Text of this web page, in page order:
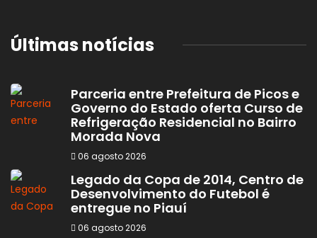
Últimas notícias
Parceria entre Prefeitura de Picos e
Governo do Estado oferta Curso de
Refrigeração Residencial no Bairro
Morada Nova
06 agosto 2026
Legado da Copa de 2014, Centro de
Desenvolvimento do Futebol é
entregue no Piauí
06 agosto 2026